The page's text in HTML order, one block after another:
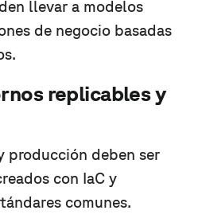
llevar a modelos
de negocio basadas
replicables y
producción deben ser
con IaC y
comunes.